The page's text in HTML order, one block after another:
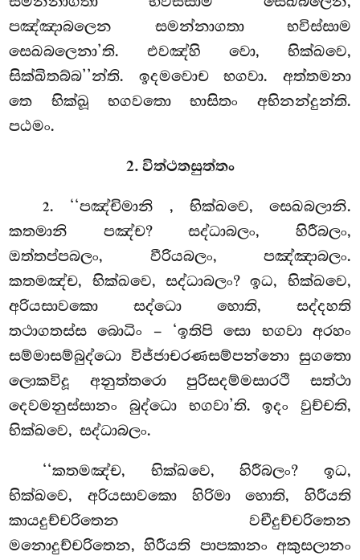
පඤ්ඤාබලෙන සමන්නාගතා භවිස්සාම
සෙඛබලෙනා’ති. එවඤ්හි වො, භික්ඛවෙ,
සික්ඛිතබ්බ’’න්ති. ඉදමවොච භගවා. අත්තමනා
තෙ භික්ඛූ භගවතො භාසිතං අභිනන්දුන්ති.
පඨමං.
2. විත්ථතසුත්තං
2. ‘‘පඤ්චිමානි , භික්ඛවෙ, සෙඛබලානි.
කතමානි පඤ්ච? සද්ධාබලං, හිරීබලං,
ඔත්තප්පබලං, වීරියබලං, පඤ්ඤාබලං.
කතමඤ්ච, භික්ඛවෙ, සද්ධාබලං? ඉධ, භික්ඛවෙ,
අරියසාවකො සද්ධො හොති, සද්දහති
තථාගතස්ස බොධිං – ‘ඉතිපි සො භගවා අරහං
සම්මාසම්බුද්ධො විජ්ජාචරණසම්පන්නො සුගතො
ලොකවිදූ අනුත්තරො පුරිසදම්මසාරථි සත්ථා
දෙවමනුස්සානං බුද්ධො භගවා’ති. ඉදං වුච්චති,
භික්ඛවෙ, සද්ධාබලං.
‘‘කතමඤ්ච, භික්ඛවෙ, හිරීබලං? ඉධ,
භික්ඛවෙ, අරියසාවකො හිරිමා හොති, හිරීයති
කායදුච්චරිතෙන වචීදුච්චරිතෙන
මනොදුච්චරිතෙන, හිරීයති පාපකානං අකුසලානං